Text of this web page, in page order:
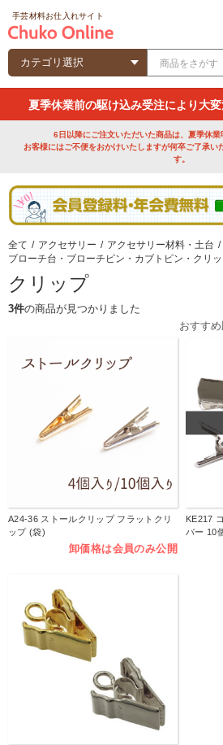
手芸材料お仕入れサイト
夏季休業前の駆け込み受注により大変
6日以降にご注文いただいた商品は、夏季休業
お客様にはご不便をおかけいたしますが何卒ご了承い
す。
全て / アクセサリー / アクセサリー材料・土台 /
ブローチ台・ブローチピン・カブトピン・クリ
クリップ
3件の商品が見つかりました
A24-36 ストールクリップ フラットクリ
ップ (袋)
卸価格は会員のみ公開
KE217
バー 10